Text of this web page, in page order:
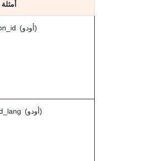
أمثلة
session_id (أودو)
frontend_lang (أودو)